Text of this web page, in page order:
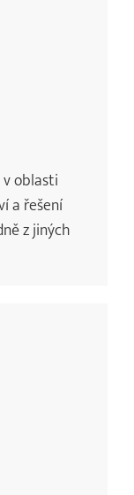
oblasti
a řešení
z jiných